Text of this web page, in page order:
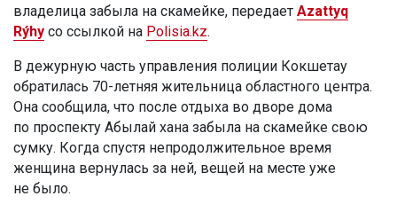
владелица забыла на скамейке, передает Azattyq
Rýhy со ссылкой на Polisia.kz.
В дежурную часть управления полиции Кокшетау
обратилась 70-летняя жительница областного центра.
Она сообщила, что после отдыха во дворе дома
по проспекту Абылай хана забыла на скамейке свою
сумку. Когда спустя непродолжительное время
женщина вернулась за ней, вещей на месте уже
не было.